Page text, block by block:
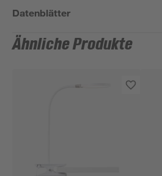
Datenblätter
Ähnliche Produkte